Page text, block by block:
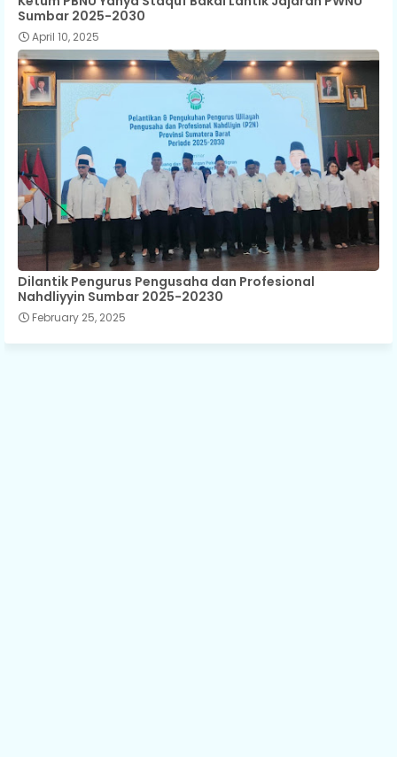
Sumbar 2025-2030
April 10, 2025
Dilantik Pengurus Pengusaha dan Profesional
Nahdliyyin Sumbar 2025-20230
February 25, 2025